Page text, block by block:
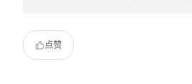
点赞